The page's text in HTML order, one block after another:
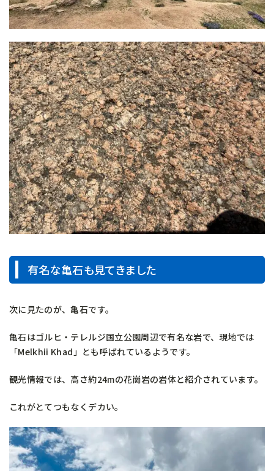
有名な亀石も見てきました
次に見たのが、亀石です。
亀石はゴルヒ・テレルジ国立公園周辺で有名な岩で、現地では
「Melkhii Khad」とも呼ばれているようです。
観光情報では、高さ約24mの花崗岩の岩体と紹介されています。
これがとてつもなくデカい。